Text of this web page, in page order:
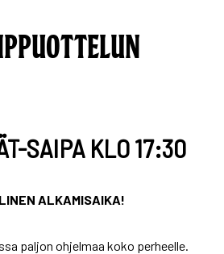
SAIPA KLO 17:30
ALKAMISAIKA!
paljon ohjelmaa koko perheelle.